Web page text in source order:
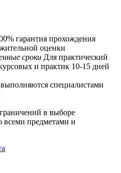
гарантия прохождения
оценки
сроки Для практический
и практик 10-15 дней
специалистами
в выборе
всеми предметами и